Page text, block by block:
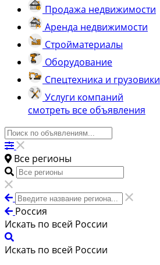
Продажа недвижимости
Аренда недвижимости
Стройматериалы
Оборудование
Спецтехника и грузовики
Услуги компаний
смотреть все объявления
Все регионы
Россия
Искать по всей России
Искать по всей России